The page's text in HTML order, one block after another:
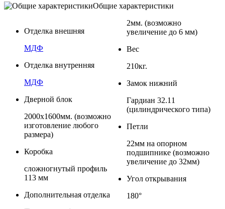
Общие характеристики
Отделка внешняя
МДФ
Отделка внутренняя
МДФ
Дверной блок
2000x1600мм. (возможно
изготовление любого
размера)
Коробка
сложногнутый профиль
113 мм
Дополнительная отделка
2мм. (возможно
увеличение до 6 мм)
Вес
210кг.
Замок нижний
Гардиан 32.11
(цилиндрического типа)
Петли
22мм на опорном
подшипнике (возможно
увеличение до 32мм)
Угол открывания
180°